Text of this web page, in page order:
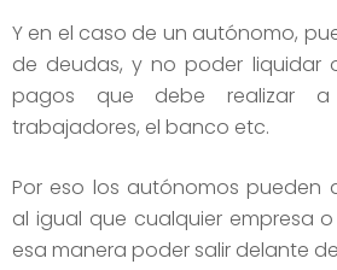
Y en el caso de un autónomo,
de deudas, y no poder liquidar
pagos que debe realizar a
trabajadores, el banco etc.
Por eso los autónomos pueden
al igual que cualquier empresa
esa manera poder salir delante